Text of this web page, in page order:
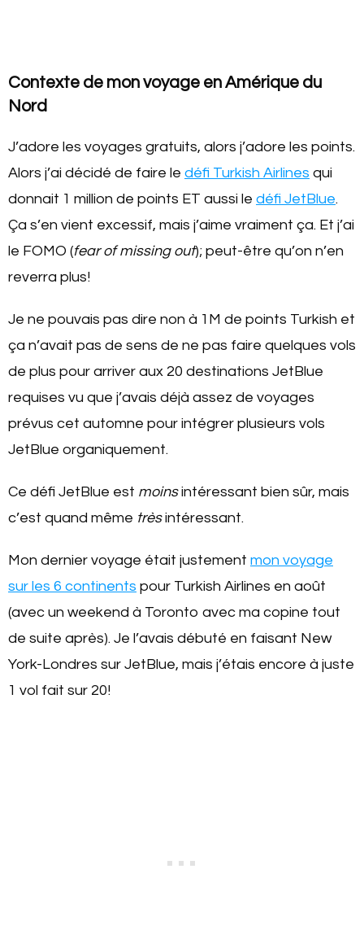
Contexte de mon voyage en Amérique du
Nord
J’adore les voyages gratuits, alors j’adore les points.
Alors j’ai décidé de faire le défi Turkish Airlines qui
donnait 1 million de points ET aussi le défi JetBlue.
Ça s’en vient excessif, mais j’aime vraiment ça. Et j’ai
le FOMO (fear of missing out); peut-être qu’on n’en
reverra plus!
Je ne pouvais pas dire non à 1M de points Turkish et
ça n’avait pas de sens de ne pas faire quelques vols
de plus pour arriver aux 20 destinations JetBlue
requises vu que j’avais déjà assez de voyages
prévus cet automne pour intégrer plusieurs vols
JetBlue organiquement.
Ce défi JetBlue est moinsintéressant bien sûr, mais
c’est quand même trèsintéressant.
Mon dernier voyage était justement mon voyage
sur les 6 continents pour Turkish Airlines en août
(avec un weekend à Toronto avec ma copine tout
de suite après). Je l’avais débuté en faisant New
York-Londres sur JetBlue, mais j’étais encore à juste
1 vol fait sur 20!